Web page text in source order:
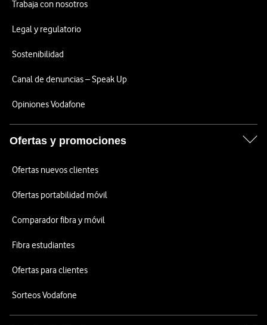
Trabaja con nosotros
Legal y regulatorio
Sostenibilidad
Canal de denuncias – Speak Up
Opiniones Vodafone
Ofertas y promociones
Ofertas nuevos clientes
Ofertas portabilidad móvil
Comparador fibra y móvil
Fibra estudiantes
Ofertas para clientes
Sorteos Vodafone